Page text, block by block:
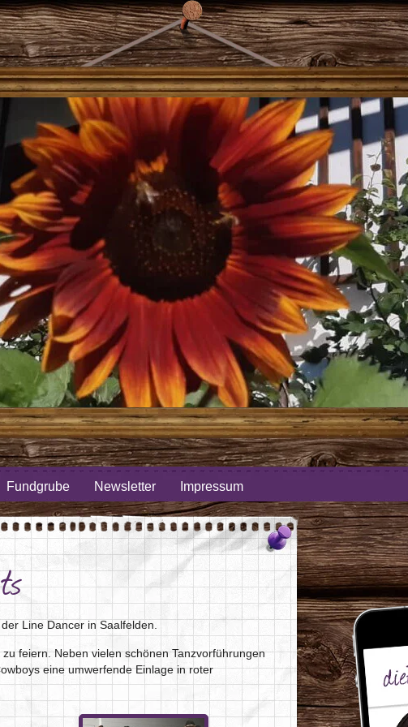
Fundgrube Newsletter Impressum
Line Dancer in Saalfelden.
feiern. Neben vielen schönen Tanzvorführungen
eine umwerfende Einlage in roter